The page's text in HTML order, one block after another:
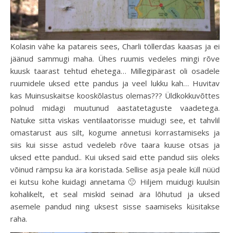
Kolasin vähe ka patareis sees, Charli töllerdas kaasas ja ei
jäänud sammugi maha. Ühes ruumis vedeles mingi rõve
kuusk taarast tehtud ehetega… Millegipärast oli osadele
ruumidele uksed ette pandus ja veel lukku kah… Huvitav
kas Muinsuskaitse kooskõlastus olemas??? Üldkokkuvõttes
polnud midagi muutunud aastatetaguste vaadetega.
Natuke sitta viskas ventilaatorisse muidugi see, et tahvlil
omastarust aus silt, kogume annetusi korrastamiseks ja
siis kui sisse astud vedeleb rõve taara kuuse otsas ja
uksed ette pandud.. Kui uksed said ette pandud siis oleks
võinud rämpsu ka ära koristada. Sellise asja peale küll nüüd
ei kutsu kohe kuidagi annetama 🙁 Hiljem muidugi kuulsin
kohalikelt, et seal miskid seinad ära lõhutud ja uksed
asemele pandud ning uksest sisse saamiseks küsitakse
raha.